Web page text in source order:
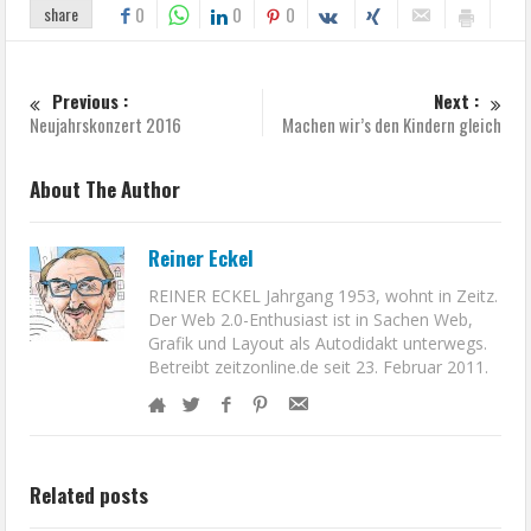
share 0 0 0
Previous :
Neujahrskonzert 2016
Next :
Machen wir’s den Kindern gleich
About The Author
Reiner Eckel
REINER ECKEL Jahrgang 1953, wohnt in Zeitz.
Der Web 2.0-Enthusiast ist in Sachen Web,
Grafik und Layout als Autodidakt unterwegs.
Betreibt zeitzonline.de seit 23. Februar 2011.
Related posts